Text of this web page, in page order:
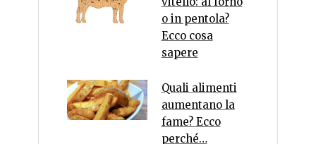
o in pentola?
Ecco cosa
sapere
Quali alimenti
aumentano la
fame? Ecco
perché…